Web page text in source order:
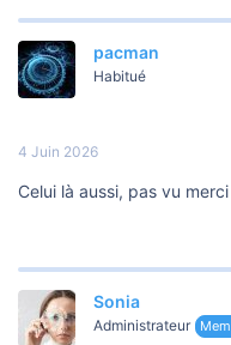
pacman
Habitué
4 Juin 2026
Celui là aussi, pas vu
Sonia
Administrateur